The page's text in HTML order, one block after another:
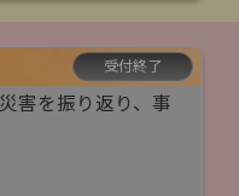
受付終了
害を振り返り、事